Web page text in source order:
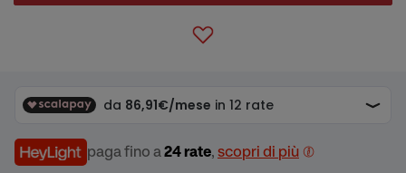
paga fino a 24 rate, scopri di più